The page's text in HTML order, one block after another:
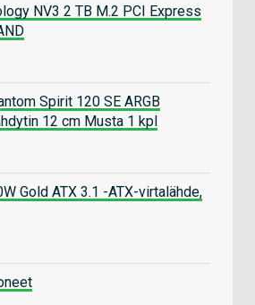
NV3 2 TB M.2 PCI Express
Spirit 120 SE ARGB
12 cm Musta 1 kpl
Gold ATX 3.1 -ATX-virtalähde,